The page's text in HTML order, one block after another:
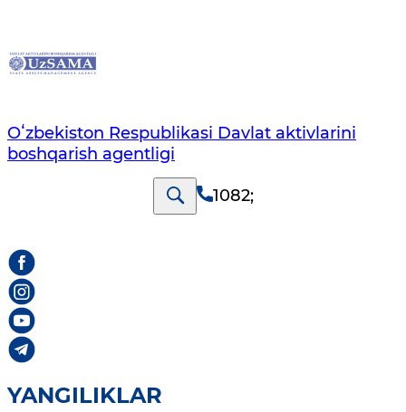
Oʻzbekiston Respublikasi Davlat aktivlarini
boshqarish agentligi
1082;
YANGILIKLAR